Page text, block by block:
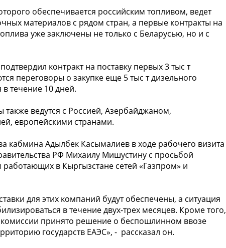
обеспечивается российским топливом, ведет
материалов с рядом стран, а первые контракты на
уже заключены не только с Беларусью, но и с
контракт на поставку первых 3 тыс т
переговоры о закупке еще 5 тыс т дизельного
течение 10 дней.
ведутся с Россией, Азербайджаном,
европейскими странами.
кабмина Адылбек Касымалиев в ходе рабочего визита
РФ Михаилу Мишустину с просьбой
в Кыргызстане сетей «Газпром» и
для этих компаний будут обеспечены, а ситуация
в течение двух-трех месяцев. Кроме того,
принято решение о беспошлинном ввозе
государств ЕАЭС», - рассказал он.